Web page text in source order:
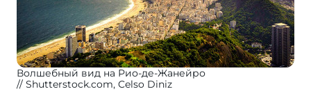
Волшебный вид на Рио-де-Жанейро
Shutterstock.com, Celso Diniz